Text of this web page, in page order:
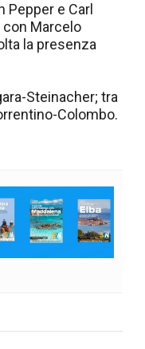
e Carl
con Marcelo
la presenza
Steinacher; tra
Colombo.